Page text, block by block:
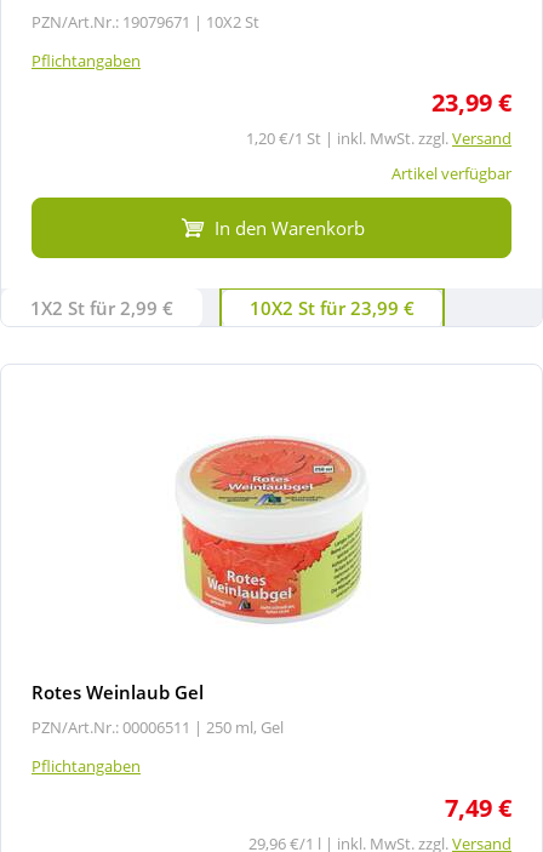
PZN/Art.Nr.: 19079671 | 10X2 St
Pflichtangaben
23,99 €
1,20 €/1 St | inkl. MwSt. zzgl.Versand
Artikel verfügbar
In den Warenkorb
1X2 St für 2,99 € 10X2 St für 23,99 €
Rotes Weinlaub Gel
PZN/Art.Nr.: 00006511 | 250 ml, Gel
Pflichtangaben
7,49 €
29,96 €/1 l | inkl. MwSt. zzgl.Versand